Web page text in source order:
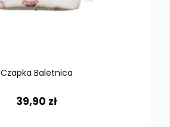
Czapka Baletnica
39,90 zł